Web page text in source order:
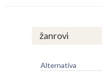
žanrovi
Alternativa